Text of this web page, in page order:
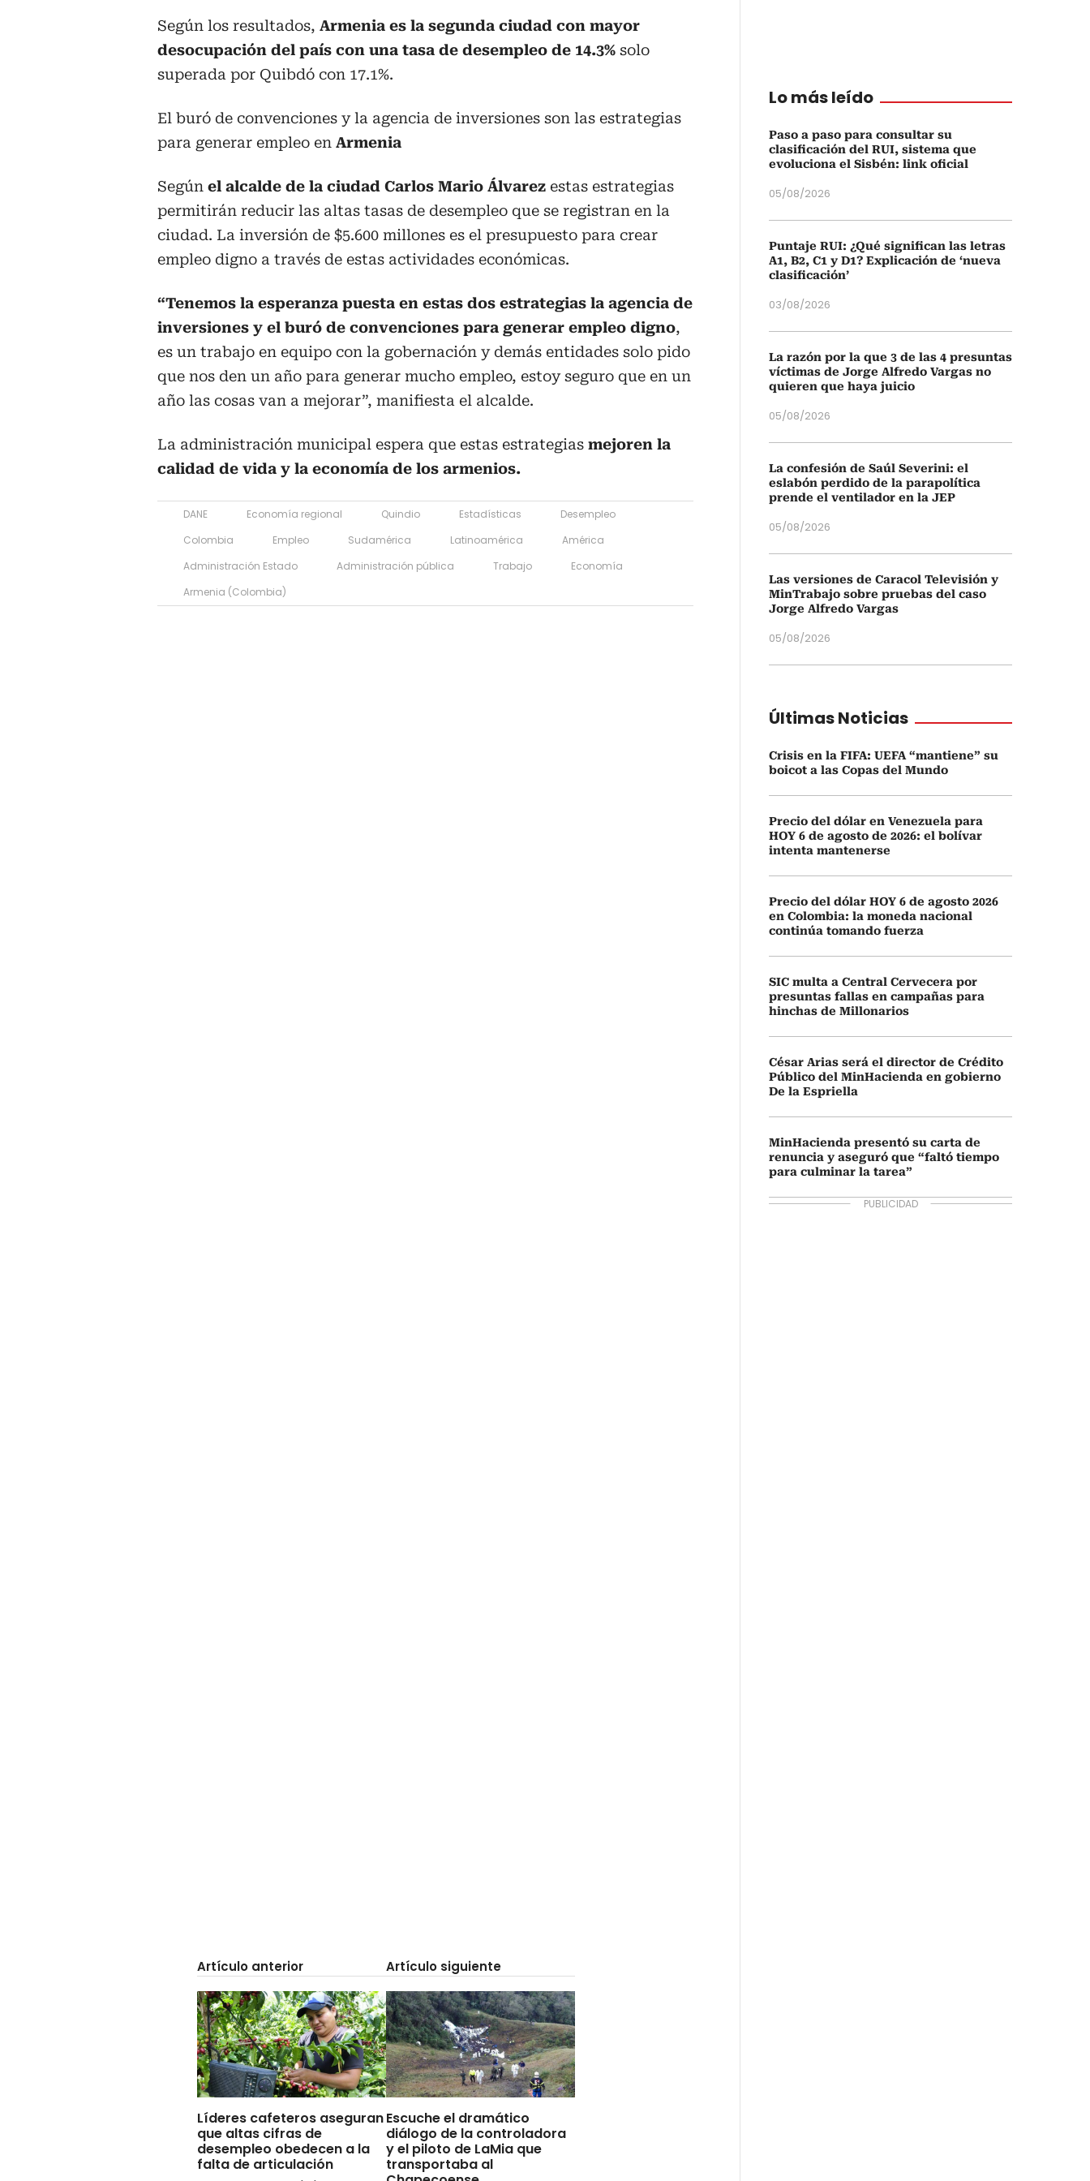
Según los resultados, Armenia es la segunda ciudad con mayor
desocupación del país con una tasa de desempleo de 14.3% solo
superada por Quibdó con 17.1%.
El buró de convenciones y la agencia de inversiones son las estrategias
para generar empleo en Armenia
Según el alcalde de la ciudad Carlos Mario Álvarez estas estrategias
permitirán reducir las altas tasas de desempleo que se registran en la
ciudad. La inversión de $5.600 millones es el presupuesto para crear
empleo digno a través de estas actividades económicas.
“Tenemos la esperanza puesta en estas dos estrategias la agencia de
inversiones y el buró de convenciones para generar empleo digno,
es un trabajo en equipo con la gobernación y demás entidades solo pido
que nos den un año para generar mucho empleo, estoy seguro que en un
año las cosas van a mejorar”, manifiesta el alcalde.
La administración municipal espera que estas estrategias mejoren la
calidad de vida y la economía de los armenios.
DANE Economía regional Quindio Estadísticas
Desempleo
Colombia
Empleo Sudamérica Latinoamérica
América
Administración Estado
Administración pública Trabajo
Economía
Armenia (Colombia)
Artículo anterior
Líderes cafeteros aseguran
que altas cifras de
desempleo obedecen a la
falta de articulación
Artículo siguiente
Escuche el dramático
diálogo de la controladora
y el piloto de LaMia que
transportaba al
Lo más leído
Paso a paso para consultar su
clasificación del RUI, sistema que
evoluciona el Sisbén: link oficial
05/08/2026
Puntaje RUI: ¿Qué significan las letras
A1, B2, C1 y D1? Explicación de ‘nueva
clasificación’
03/08/2026
La razón por la que 3 de las 4 presuntas
víctimas de Jorge Alfredo Vargas no
quieren que haya juicio
05/08/2026
La confesión de Saúl Severini: el
eslabón perdido de la parapolítica
prende el ventilador en la JEP
05/08/2026
Las versiones de Caracol Televisión y
MinTrabajo sobre pruebas del caso
Jorge Alfredo Vargas
05/08/2026
Últimas Noticias
Crisis en la FIFA: UEFA “mantiene” su
boicot a las Copas del Mundo
Precio del dólar en Venezuela para
HOY 6 de agosto de 2026: el bolívar
intenta mantenerse
Precio del dólar HOY 6 de agosto 2026
en Colombia: la moneda nacional
continúa tomando fuerza
SIC multa a Central Cervecera por
presuntas fallas en campañas para
hinchas de Millonarios
César Arias será el director de Crédito
Público del MinHacienda en gobierno
De la Espriella
MinHacienda presentó su carta de
renuncia y aseguró que “faltó tiempo
para culminar la tarea”